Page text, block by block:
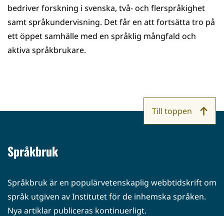
bedriver forskning i svenska, två- och flerspråkighet
samt språkundervisning. Det får en att fortsätta tro på
ett öppet samhälle med en språklig mångfald och
aktiva språkbrukare.
Språkbruk
Språkbruk är en populärvetenskaplig webbtidskrift om
språk utgiven av Institutet för de inhemska språken.
Nya artiklar publiceras kontinuerligt.
Till toppen